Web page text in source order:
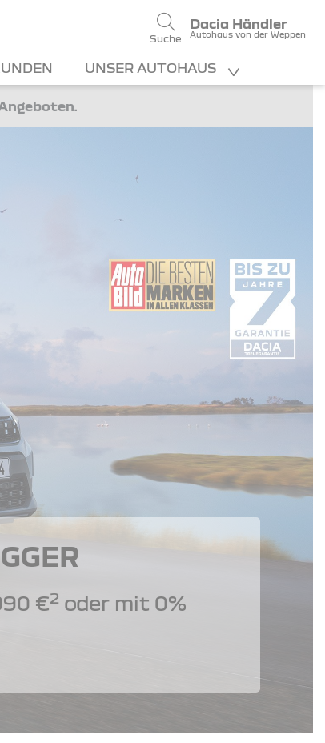
Suche
Dacia Händler
Autohaus von der Weppen
UNSER AUTOHAUS
€2 oder mit 0%